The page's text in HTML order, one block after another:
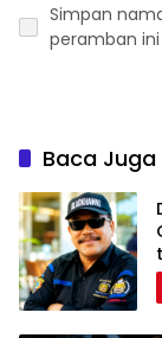
Simpan
peramban
Baca Juga